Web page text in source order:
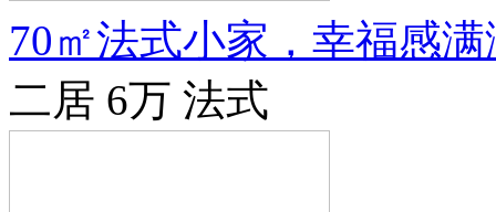
70㎡法式小家，幸福感
二居 6万 法式